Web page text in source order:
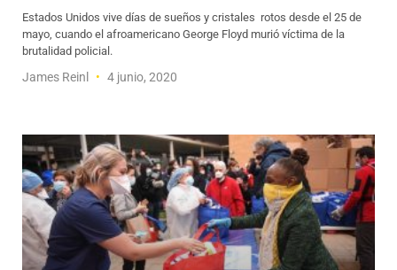
Estados Unidos vive días de sueños y cristales rotos desde el 25 de
mayo, cuando el afroamericano George Floyd murió víctima de la
brutalidad policial.
James Reinl 4 junio, 2020